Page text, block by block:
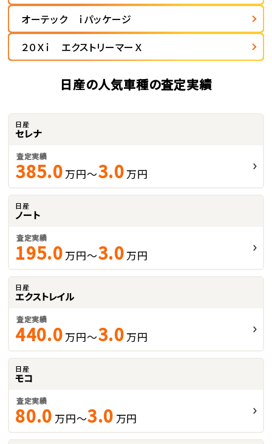
オーテック ｉパッケージ
２０Ｘｉ エクストリーマーＸ
日産の人気車種の査定実績
日産
セレナ
査定実績
385.0 万円～3.0 万円
日産
ノート
査定実績
195.0 万円～3.0 万円
日産
エクストレイル
査定実績
440.0 万円～3.0 万円
日産
モコ
査定実績
80.0 万円～3.0 万円